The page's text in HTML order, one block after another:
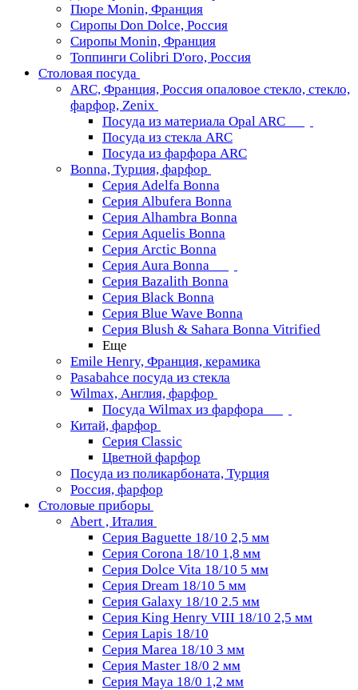
Пюре Monin, Франция
Сиропы Don Dolce, Россия
Сиропы Monin, Франция
Топпинги Colibri D'oro, Россия
Столовая посуда
ARC, Франция, Россия опаловое стекло, стекло,
фарфор, Zenix
Посуда из материала Opal ARC
Посуда из стекла ARC
Посуда из фарфора ARC
Bonna, Турция, фарфор
Серия Adelfa Bonna
Серия Albufera Bonna
Серия Alhambra Bonna
Серия Aquelis Bonna
Серия Arctic Bonna
Серия Aura Bonna
Серия Bazalith Bonna
Серия Black Bonna
Серия Blue Wave Bonna
Серия Blush & Sahara Bonna Vitrified
Еще
Emile Henry, Франция, керамика
Pasabahce посуда из стекла
Wilmax, Англия, фарфор
Посуда Wilmax из фарфора
Китай, фарфор
Серия Classiс
Цветной фарфор
Посуда из поликарбоната, Турция
Россия, фарфор
Столовые приборы
Abert , Италия
Серия Baguette 18/10 2,5 мм
Серия Corona 18/10 1,8 мм
Серия Dolce Vita 18/10 5 мм
Серия Dream 18/10 5 мм
Серия Galaxy 18/10 2.5 мм
Серия King Henry VIII 18/10 2,5 мм
Серия Lapis 18/10
Серия Marea 18/10 3 мм
Серия Master 18/0 2 мм
Серия Maya 18/0 1,2 мм